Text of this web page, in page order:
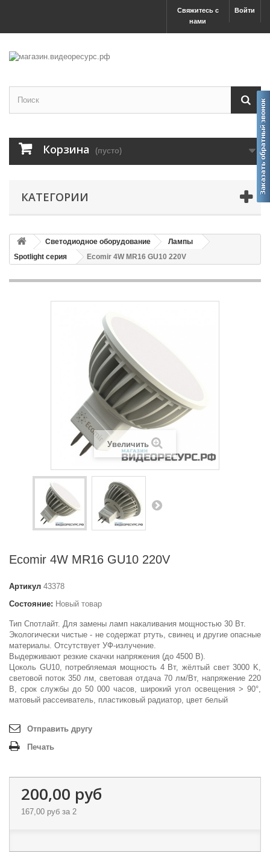
Войти
Свяжитесь с
нами
Корзина (пусто)
КАТЕГОРИИ
Светодиодное оборудование
Лампы
Spotlight серия
Ecomir 4W MR16 GU10 220V
Увеличить
Ecomir 4W MR16 GU10 220V
Артикул 43378
Состояние: Новый товар
Тип Спотлайт. Для замены ламп накаливания мощностью 30 Вт.
Экологически чистые - не содержат ртуть, свинец и другие опасные
материалы. Отсутствует УФ-излучение.
Выдерживают резкие скачки напряжения (до 4500 В).
Цоколь GU10, потребляемая мощность 4 Вт, жёлтый свет 3000 K,
световой поток 350 лм, световая отдача 70 лм/Вт, напряжение 220
В, срок службы до 50 000 часов, широкий угол освещения > 90°,
матовый рассеиватель, пластиковый радиатор, цвет белый
Отправить другу
Печать
200,00 руб
167,00 руб за 2